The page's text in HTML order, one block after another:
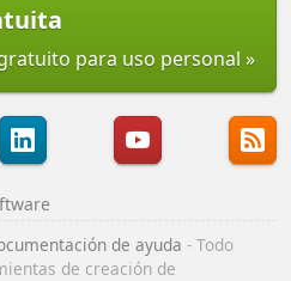
para uso personal
de ayuda - Todo
de creación de